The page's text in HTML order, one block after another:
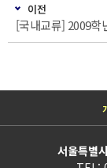
이전
[국내교류] 2009학
서울특별